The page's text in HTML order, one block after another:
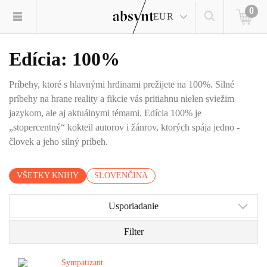
EUR
0
Edícia: 100%
Príbehy, ktoré s hlavnými hrdinami prežijete na 100%. Silné
príbehy na hrane reality a fikcie vás pritiahnu nielen sviežim
jazykom, ale aj aktuálnymi témami. Edícia 100% je
„stopercentný“ kokteil autorov i žánrov, ktorých spája jedno -
človek a jeho silný príbeh.
VŠETKY KNIHY SLOVENČINA
Usporiadanie
Filter